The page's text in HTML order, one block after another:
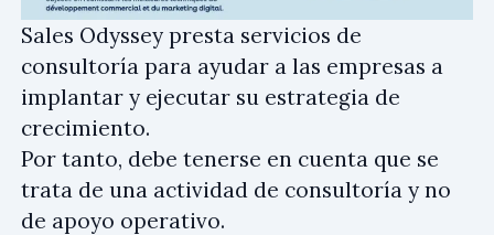
Sales Odyssey presta servicios de
consultoría para ayudar a las empresas a
implantar y ejecutar su estrategia de
crecimiento.
Por tanto, debe tenerse en cuenta que se
trata de una actividad de consultoría y no
de apoyo operativo.